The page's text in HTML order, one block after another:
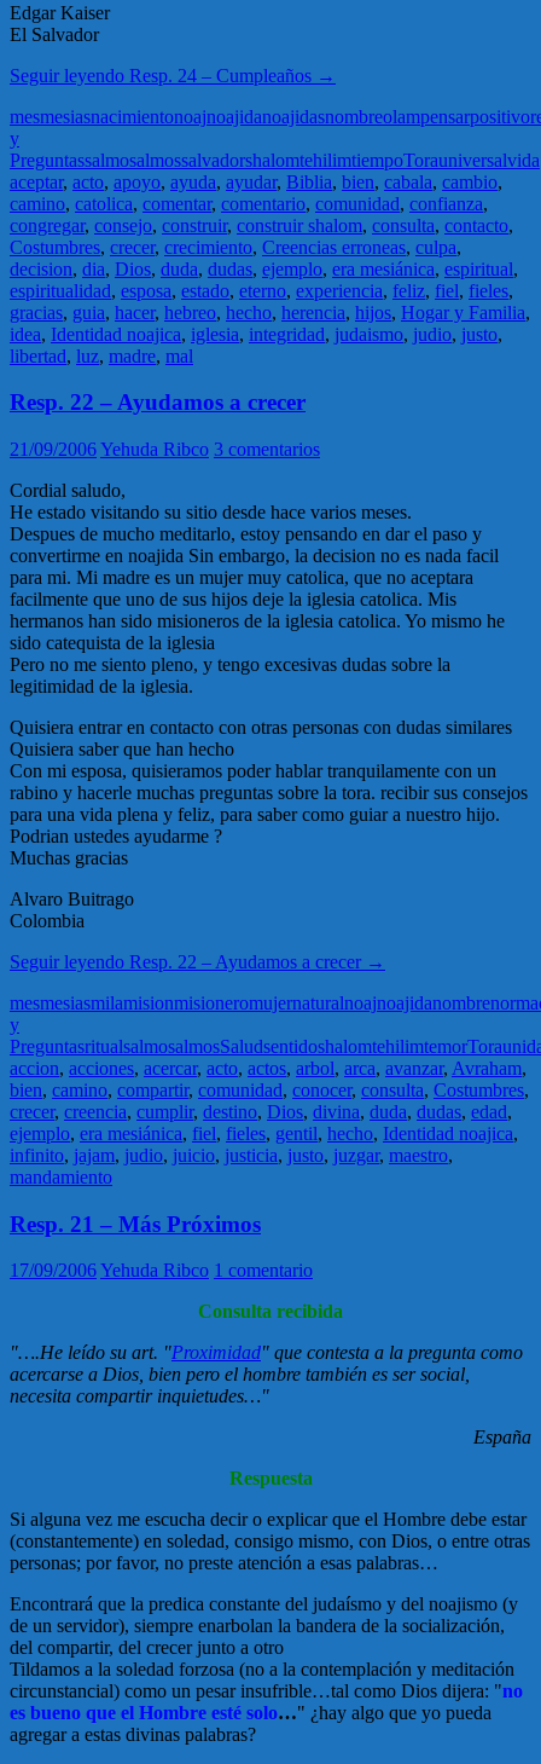
Edgar Kaiser
El Salvador
Seguir leyendo Resp. 24 – Cumpleaños →
mesmesiasnacimientonoajnoajidanoajidasnombreolampensarpositivo
y
PreguntassalmosalmossalvadorshalomtehilimtiempoTorauniversalvida
aceptar, acto, apoyo, ayuda, ayudar, Biblia, bien, cabala, cambio,
camino, catolica, comentar, comentario, comunidad, confianza,
congregar, consejo, construir, construir shalom, consulta, contacto,
Costumbres, crecer, crecimiento, Creencias erroneas, culpa,
decision, dia, Dios, duda, dudas, ejemplo, era mesiánica, espiritual,
espiritualidad, esposa, estado, eterno, experiencia, feliz, fiel, fieles,
gracias, guia, hacer, hebreo, hecho, herencia, hijos, Hogar y Familia,
idea, Identidad noajica, iglesia, integridad, judaismo, judio, justo,
libertad, luz, madre, mal
Resp. 22 – Ayudamos a crecer
21/09/2006Yehuda Ribco 3 comentarios
Cordial saludo,
He estado visitando su sitio desde hace varios meses.
Despues de mucho meditarlo, estoy pensando en dar el paso y
convertirme en noajida Sin embargo, la decision no es nada facil
para mi. Mi madre es un mujer muy catolica, que no aceptara
facilmente que uno de sus hijos deje la iglesia catolica. Mis
hermanos han sido misioneros de la iglesia catolica. Yo mismo he
sido catequista de la iglesia
Pero no me siento pleno, y tengo excesivas dudas sobre la
legitimidad de la iglesia.
Quisiera entrar en contacto con otras personas con dudas similares
Quisiera saber que han hecho
Con mi esposa, quisieramos poder hablar tranquilamente con un
rabino y hacerle muchas preguntas sobre la tora. recibir sus consejos
para una vida plena y feliz, para saber como guiar a nuestro hijo.
Podrian ustedes ayudarme ?
Muchas gracias
Alvaro Buitrago
Colombia
Seguir leyendo Resp. 22 – Ayudamos a crecer →
mesmesiasmilamisionmisioneromujernaturalnoajnoajidanombrenorma
y
PreguntasritualsalmosalmosSaludsentidoshalomtehilimtemorTora
accion, acciones, acercar, acto, actos, arbol, arca, avanzar, Avraham,
bien, camino, compartir, comunidad, conocer, consulta, Costumbres,
crecer, creencia, cumplir, destino, Dios, divina, duda, dudas, edad,
ejemplo, era mesiánica, fiel, fieles, gentil, hecho, Identidad noajica,
infinito, jajam, judio, juicio, justicia, justo, juzgar, maestro,
mandamiento
Resp. 21 – Más Próximos
17/09/2006Yehuda Ribco 1 comentario
Consulta recibida
"….He leído su art. "Proximidad" que contesta a la pregunta como
acercarse a Dios, bien pero el hombre también es ser social,
necesita compartir inquietudes…"
España
Respuesta
Si alguna vez me escucha decir o explicar que el Hombre debe estar
(constantemente) en soledad, consigo mismo, con Dios, o entre otras
personas; por favor, no preste atención a esas palabras…
Encontrará que la predica constante del judaísmo y del noajismo (y
de un servidor), siempre enarbolan la bandera de la socialización,
del compartir, del crecer junto a otro
Tildamos a la soledad forzosa (no a la contemplación y meditación
circunstancial) como un pesar insufrible…tal como Dios dijera: "no
es bueno que el Hombre esté solo…" ¿hay algo que yo pueda
agregar a estas divinas palabras?